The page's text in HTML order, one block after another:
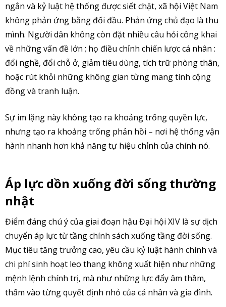
ngắn và kỷ luật hệ thống được siết chặt, xã hội Việt Nam
không phản ứng bằng đối đầu. Phản ứng chủ đạo là thu
mình. Người dân không còn đặt nhiều câu hỏi công khai
về những vấn đề lớn ; họ điều chỉnh chiến lược cá nhân :
đổi nghề, đổi chỗ ở, giảm tiêu dùng, tích trữ phòng thân,
hoặc rút khỏi những không gian từng mang tính cộng
đồng và tranh luận.
Sự im lặng này không tạo ra khoảng trống quyền lực,
nhưng tạo ra khoảng trống phản hồi – nơi hệ thống vận
hành nhanh hơn khả năng tự hiệu chỉnh của chính nó.
Áp lực dồn xuống đời sống thường
nhật
Điểm đáng chú ý của giai đoạn hậu Đại hội XIV là sự dịch
chuyển áp lực từ tầng chính sách xuống tầng đời sống.
Mục tiêu tăng trưởng cao, yêu cầu kỷ luật hành chính và
chi phí sinh hoạt leo thang không xuất hiện như những
mệnh lệnh chính trị, mà như những lực đẩy âm thầm,
thấm vào từng quyết định nhỏ của cá nhân và gia đình.